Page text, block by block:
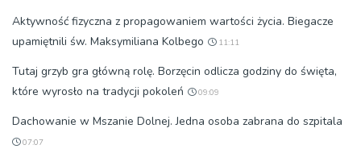
Aktywność fizyczna z propagowaniem wartości życia. Biegacze
upamiętnili św. Maksymiliana Kolbego
11:11
Tutaj grzyb gra główną rolę. Borzęcin odlicza godziny do święta,
które wyrosło na tradycji pokoleń
09:09
Dachowanie w Mszanie Dolnej. Jedna osoba zabrana do szpitala
07:07